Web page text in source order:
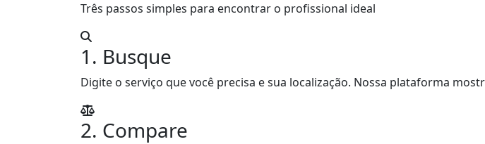
Três passos simples para encontrar o profissional ideal
1. Busque
Digite o serviço que você precisa e sua localização. Nossa plataforma
2. Compare